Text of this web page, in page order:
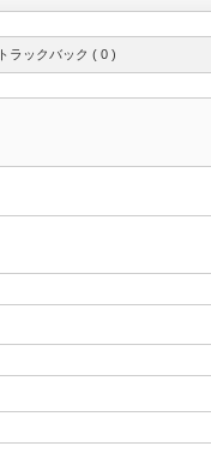
トラックバック ( 0 )